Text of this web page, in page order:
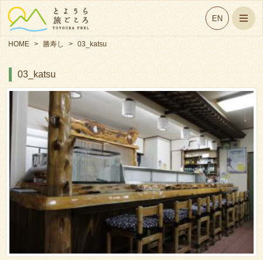
EN
HOME > 勝寿し > 03_katsu
03_katsu